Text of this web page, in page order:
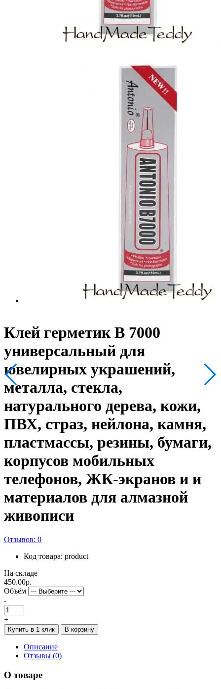
Клей герметик В 7000
универсальный для
ювелирных украшений,
металла, стекла,
натурального дерева, кожи,
ПВХ, страз, нейлона, камня,
пластмассы, резины, бумаги,
корпусов мобильных
телефонов, ЖК-экранов и и
материалов для алмазной
живописи
Отзывов: 0
Код товара: product
На складе
450.00р.
Объём
-
+
Купить в 1 клик В корзину
Описание
Отзывы (0)
О товаре